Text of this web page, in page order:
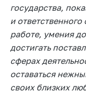
Деятельность
Ценовая
Торговля и
государства,
и
работе, умения
достигать
сферах
оставаться
своих близких